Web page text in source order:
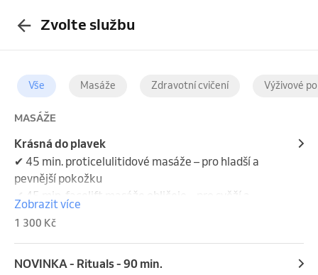
Zvolte službu
Vše Masáže Zdravotní cvičení Výživové
MASÁŽE
Krásná do plavek
✔ 45 min. proticelulitidové masáže – pro hladší a
pevnější pokožku
✔ 45 min. facelift masáže obličeje – pro svěží a
mladistvý vzhled
✔ 45 min. přístrojové lymfodrenáže (souběžně) – pro
odvodnění a lehkost
Zobrazit více
1 300 Kč
NOVINKA - Rituals - 90 min.